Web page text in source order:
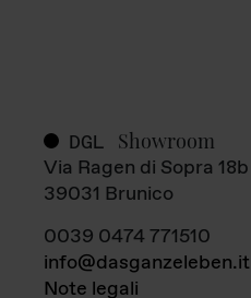
DGL Showroom
Via Ragen di Sopra 18b
39031 Brunico
0039 0474 771510
info@dasganzeleben.it
Note legali